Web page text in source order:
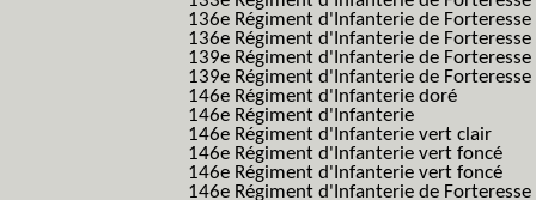
136e Régiment d'Infanterie de Forteresse
136e Régiment d'Infanterie de
139e Régiment d'Infanterie de
139e Régiment d'Infanterie de
146e Régiment d'Infanterie doré
146e Régiment d'Infanterie
146e Régiment d'Infanterie vert clair
146e Régiment d'Infanterie vert foncé
146e Régiment d'Infanterie vert foncé
146e Régiment d'Infanterie de